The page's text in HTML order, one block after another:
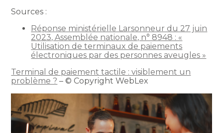
Sources :
Réponse ministérielle Larsonneur du 27 juin
2023, Assemblée nationale, n° 8948 : «
Utilisation de terminaux de paiements
électroniques par des personnes aveugles »
Terminal de paiement tactile : visiblement un
problème ? – © Copyright WebLex